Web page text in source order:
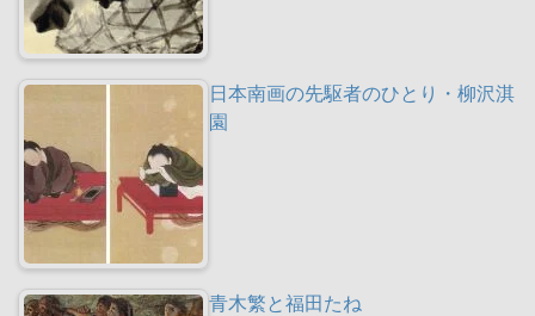
日本南画の先駆者のひとり・柳沢淇
園
青木繁と福田たね